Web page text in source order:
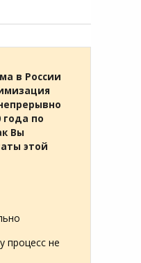
в России
года по
Вы
этой
процесс не